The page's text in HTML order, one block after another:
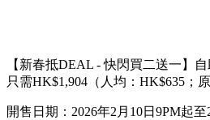
【新春抵DEAL - 快閃買二送一】
只需HK$1,904（人均：HK$635；
開售日期：2026年2月10日9PM起至